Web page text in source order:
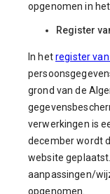
opgenomen in
Register
In hetregister
grond van de
verwerkingen is
december wordt
website
aanpassingen/
opgenomen.